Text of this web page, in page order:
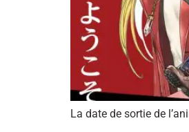
La date de sortie de